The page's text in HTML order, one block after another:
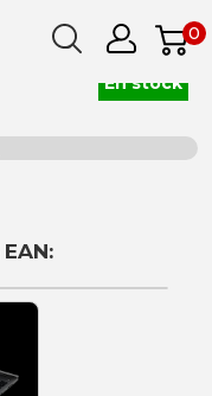
0
EAN:
En stock